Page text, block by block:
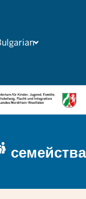
семейства